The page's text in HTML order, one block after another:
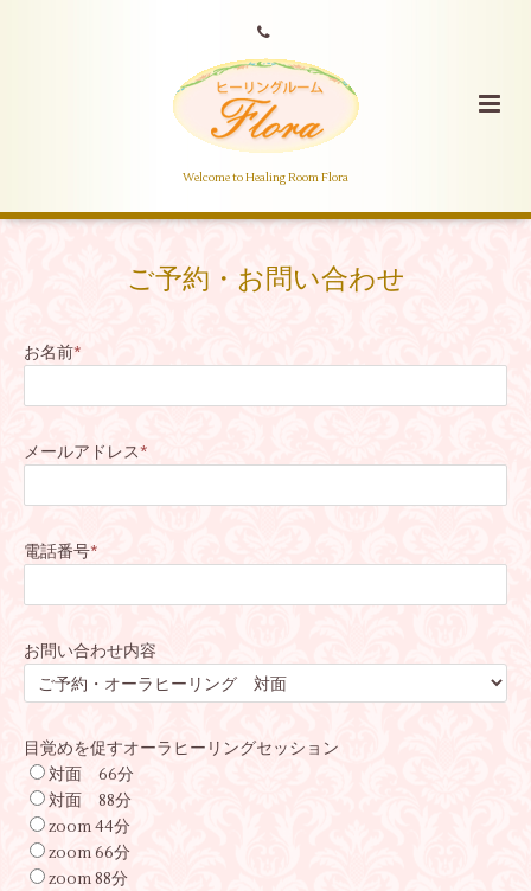
Welcome to Healing Room Flora
ご予約・お問い合わせ
お名前*
メールアドレス*
電話番号*
お問い合わせ内容
目覚めを促すオーラヒーリングセッション
対面 66分
対面 88分
zoom 44分
zoom 66分
zoom 88分